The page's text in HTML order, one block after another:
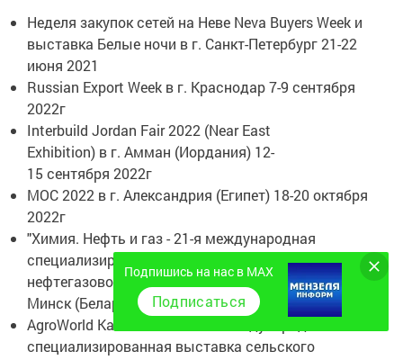
Неделя закупок сетей на Неве Neva Buyers Week и
выставка Белые ночи в г. Санкт-Петербург 21-22
июня 2021
Russian Export Week в г. Краснодар 7-9 сентября
2022г
Interbuild Jordan Fair 2022 (Near East
Exhibition) в г. Амман (Иордания) 12-
15 сентября 2022г
MOC 2022 в г. Александрия (Египет) 18-20 октября
2022г
"Химия. Нефть и газ - 21-я международная
специализированная выставка химической и
нефтегазовой промышленности и науки" в г.
Минск (Беларусь) 20-22 сентября 2022г.
AgroWorld Kazakhstan 2022 - международная
специализированная выставка сельского
Подпишись на нас в MAX
Подписаться